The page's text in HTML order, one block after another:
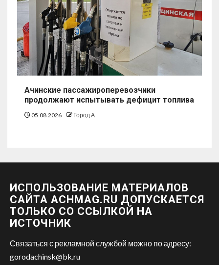
Ачинские пассажироперевозчики
продолжают испытывать дефицит топлива
05.08.2026 Город А
ИСПОЛЬЗОВАНИЕ МАТЕРИАЛОВ
САЙТА ACHMAG.RU ДОПУСКАЕТСЯ
ТОЛЬКО СО ССЫЛКОЙ НА
ИСТОЧНИК
Связаться с рекламной службой можно по адресу:
gorodachinsk@bk.ru